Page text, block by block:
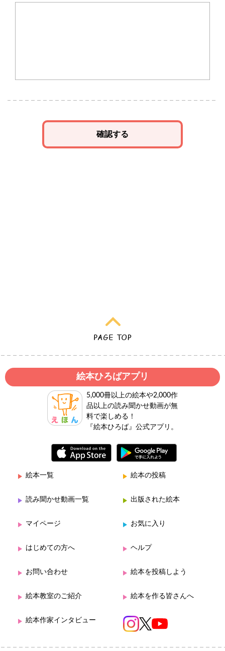
確認する
絵本ひろばアプリ
5,000冊以上の絵本や2,000作
品以上の読み聞かせ動画が無
料で楽しめる！
『絵本ひろば』公式アプリ。
絵本一覧 絵本の投稿
読み聞かせ動画一覧 出版された絵本
マイページ お気に入り
はじめての方へ ヘルプ
お問い合わせ 絵本を投稿しよう
絵本教室のご紹介 絵本を作る皆さんへ
絵本作家インタビュー